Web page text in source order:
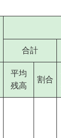
合計
平均
残高
割合